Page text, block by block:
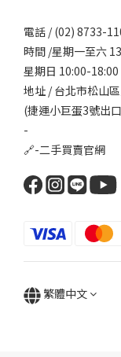
電話 / (02) 8733-
時間 /星期一至六
星期日 10:00-18:00
地址 / 台北市松山
(捷運小巨蛋3號出
-
🔗-二手買賣官網
繁體中文